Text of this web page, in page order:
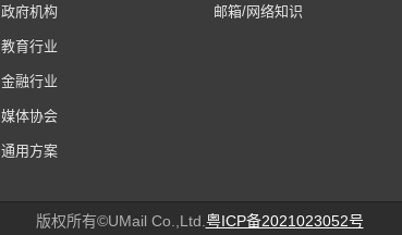
政府机构
教育行业
金融行业
媒体协会
通用方案
邮箱/网络知识
版权所有©UMail Co.,Ltd. 粤ICP备2021023052号